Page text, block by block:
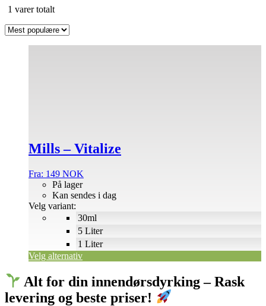
1 varer totaltSortert
propularitet
Mills – Vitalize
Fra: 149 NOK
30ml
5 Liter
1 Liter
På lager
Kan sendes i dag
Velg variant:
Velg alternativ
produktsiden
Alt for din innendørsdyrking – Rask
levering og beste priser!